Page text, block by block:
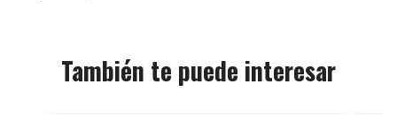
También te puede interesar